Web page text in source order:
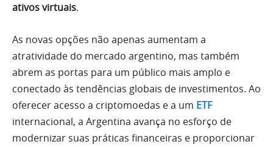
ativos virtuais.
As novas opções não apenas aumentam a
atratividade do mercado argentino, mas também
abrem as portas para um público mais amplo e
conectado às tendências globais de investimentos. Ao
oferecer acesso a criptomoedas e a um ETF
internacional, a Argentina avança no esforço de
modernizar suas práticas financeiras e proporcionar